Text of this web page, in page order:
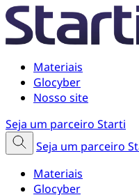
Materiais
Glocyber
Nosso site
Seja um parceiro Starti
Seja um parceiro
Materiais
Glocyber